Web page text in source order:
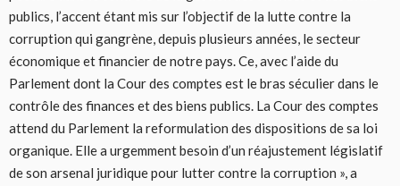
publics, l’accent étant mis sur l’objectif de la lutte contre la
corruption qui gangrène, depuis plusieurs années, le secteur
économique et financier de notre pays. Ce, avec l’aide du
Parlement dont la Cour des comptes est le bras séculier dans le
contrôle des finances et des biens publics. La Cour des comptes
attend du Parlement la reformulation des dispositions de sa loi
organique. Elle a urgemment besoin d’un réajustement législatif
de son arsenal juridique pour lutter contre la corruption », a